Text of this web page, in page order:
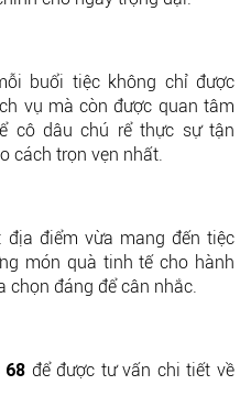
buổi tiệc không chỉ được
vụ mà còn được quan tâm
cô dâu chú rể thực sự tận
cách trọn vẹn nhất.
điểm vừa mang đến tiệc
món quà tinh tế cho hành
chọn đáng để cân nhắc.
68 để được tư vấn chi tiết về